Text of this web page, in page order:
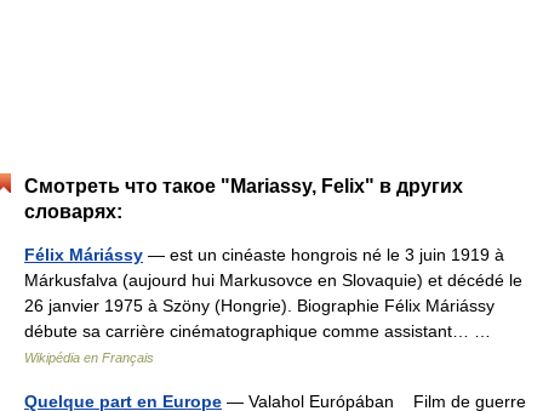
Смотреть что такое "Mariassy, Felix" в других
словарях:
Félix Máriássy — est un cinéaste hongrois né le 3 juin 1919 à
Márkusfalva (aujourd hui Markusovce en Slovaquie) et décédé le
26 janvier 1975 à Szöny (Hongrie). Biographie Félix Máriássy
débute sa carrière cinématographique comme assistant… …
Wikipédia en Français
Quelque part en Europe — Valahol Európában Film de guerre